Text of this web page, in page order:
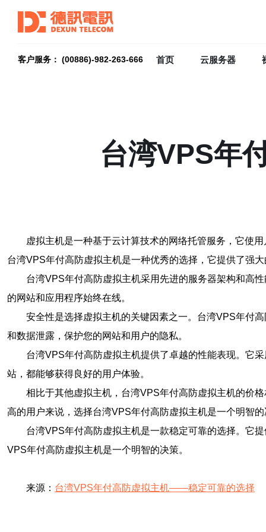
客户服务： (00886)-982-263-666 首页 云服务器
台湾VPS年
虚拟主机是一种基于云计算技术的网络托管服务，它使
台湾VPS年付高防虚拟主机是一种优秀的选择，它提供了强
台湾VPS年付高防虚拟主机采用先进的服务器架构和高
的网站和应用程序始终在线。
安全性是选择虚拟主机的关键因素之一。台湾VPS年付
和数据泄露，保护您的网站和用户的隐私。
台湾VPS年付高防虚拟主机提供了卓越的性能表现。它
站，都能够获得良好的用户体验。
相比于其他虚拟主机，台湾VPS年付高防虚拟主机的价
高的用户来说，选择台湾VPS年付高防虚拟主机是一个明智
台湾VPS年付高防虚拟主机是一款稳定可靠的选择。它
VPS年付高防虚拟主机是一个明智的决策。
来源： 台湾VPS年付高防虚拟主机——稳定可靠的选择